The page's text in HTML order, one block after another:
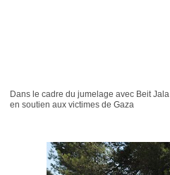
Dans le cadre du jumelage avec Beit Jala
en soutien aux victimes de Gaza